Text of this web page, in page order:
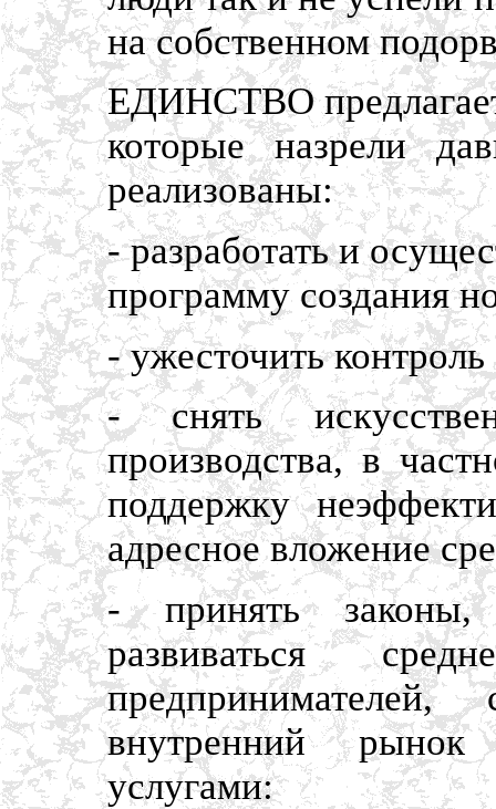
на собственном
ЕДИНСТВО
которые назрели
реализованы:
- разработать и
программу создания
- ужесточить
- снять
производства, в
поддержку
адресное вложение
- принять законы,
развиваться
внутренний
услугами: